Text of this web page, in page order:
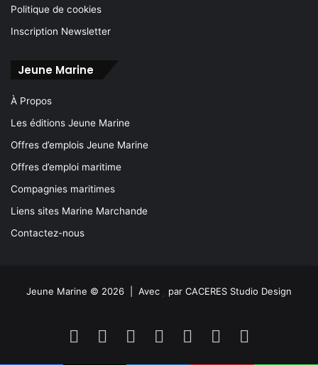
Politique de cookies
Inscription Newsletter
Jeune Marine
À Propos
Les éditions Jeune Marine
Offres d’emplois Jeune Marine
Offres d’emploi maritime
Compagnies maritimes
Liens sites Marine Marchande
Contactez-nous
Jeune Marine © 2026 | Avec par CACERES Studio Design
FacebookLinkedinYouTubeInstagram
Spotify